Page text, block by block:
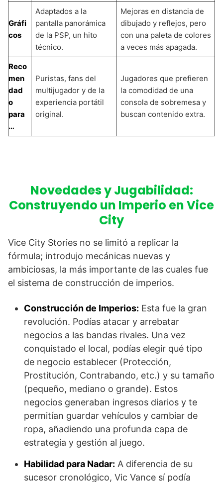
Gráfi
cos
Adaptados a la
pantalla panorámica
de la PSP, un hito
técnico.
Mejoras en distancia de
dibujado y reflejos, pero
con una paleta de colores
a veces más apagada.
Reco
men
dad
o
para
…
Puristas, fans del
multijugador y de la
experiencia portátil
original.
Jugadores que prefieren
la comodidad de una
consola de sobremesa y
buscan contenido extra.
Novedades y Jugabilidad:
Construyendo un Imperio en Vice
City
Vice City Stories no se limitó a replicar la
fórmula; introdujo mecánicas nuevas y
ambiciosas, la más importante de las cuales fue
el sistema de construcción de imperios.
Construcción de Imperios: Esta fue la gran
revolución. Podías atacar y arrebatar
negocios a las bandas rivales. Una vez
conquistado el local, podías elegir qué tipo
de negocio establecer (Protección,
Prostitución, Contrabando, etc.) y su tamaño
(pequeño, mediano o grande). Estos
negocios generaban ingresos diarios y te
permitían guardar vehículos y cambiar de
ropa, añadiendo una profunda capa de
estrategia y gestión al juego.
Habilidad para Nadar: A diferencia de su
sucesor cronológico, Vic Vance sí podía